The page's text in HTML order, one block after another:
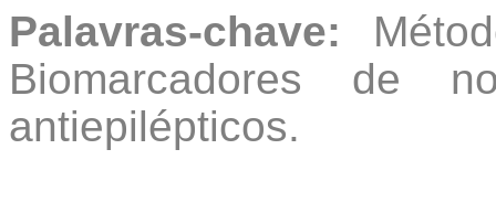
Palavras-chave:
Biomarcadores de
antiepilépticos.